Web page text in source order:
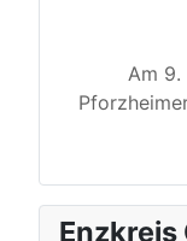
Am 9.